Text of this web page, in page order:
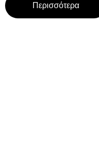
Περισσότερα